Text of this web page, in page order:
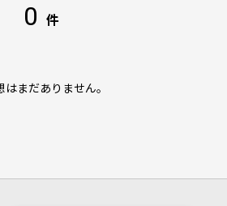
0 件
はまだありません。